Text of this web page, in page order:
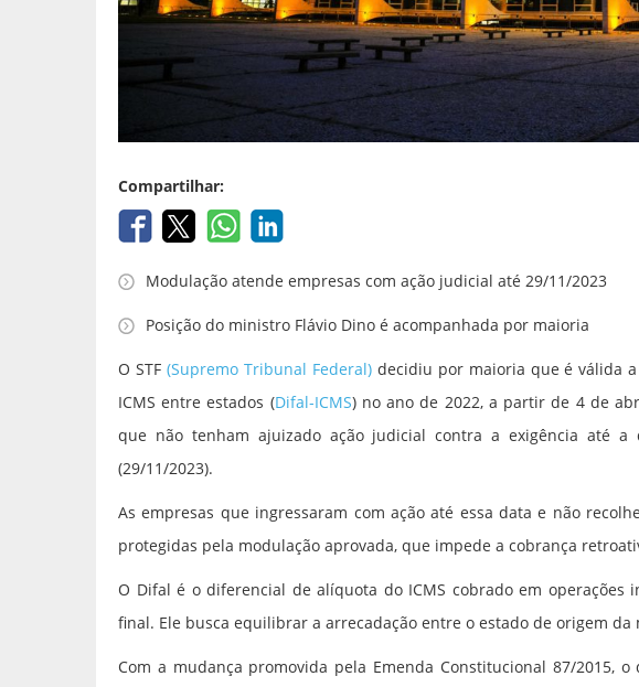
Compartilhar:
Modulação atende empresas com ação judicial até 29/11/2023
Posição do ministro Flávio Dino é acompanhada por maioria
O STF (Supremo Tribunal Federal)decidiu por maioria que é válida
ICMS entre estados (Difal‑ICMS) no ano de 2022, a partir de 4 de
que não tenham ajuizado ação judicial contra a exigência até
(29/11/2023).
As empresas que ingressaram com ação até essa data e não
protegidas pela modulação aprovada, que impede a cobrança
O Difal é o diferencial de alíquota do ICMS cobrado em operações
final. Ele busca equilibrar a arrecadação entre o estado de origem da
Com a mudança promovida pela Emenda Constitucional 87/2015,